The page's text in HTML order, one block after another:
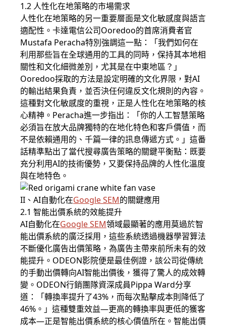
1.2 人性化在地策略的市場需求
人性化在地策略的另一重要層面是文化敏感度與語言
適配性。卡達電信公司Ooredoo的首席消費者官
Mustafa Peracha特別強調這一點：「我們如何在
利用那些旨在全球通用的工具的同時，保持其本地相
關性和文化細微差別，尤其是在中東地區？」
Ooredoo採取的方法是設定明確的文化界限，對AI
的輸出結果負責，並否決任何違反文化規則的內容。
這種對文化敏感度的重視，正是人性化在地策略的核
心精神。Peracha進一步指出：「你的人工智慧策略
必須旨在放大品牌獨特的在地化特色和客戶價值，而
不是依賴通用的、千篇一律的訊息傳遞方式。」這番
話精準點出了當代搜尋廣告策略的關鍵平衡點：既要
充分利用AI的技術優勢，又要保持品牌的人性化溫度
與在地特色。
II、AI自動化在Google SEM的關鍵應用
2.1 智能出價系統的效能提升
AI自動化在Google SEM領域最顯著的應用莫過於智
能出價系統的廣泛採用，這些系統透過機器學習算法
不斷優化廣告出價策略，為廣告主帶來前所未有的效
能提升。ODEON影院便是最佳例證，該公司從傳統
的手動出價轉向AI智能出價後，獲得了驚人的成效轉
變。ODEON行銷團隊資深成員Pippa Ward分享
道：「轉換率提升了43%，而每次點擊成本則降低了
46%。」這種雙重效益—更高的轉換率與更低的獲客
成本—正是智能出價系統的核心價值所在。智能出價